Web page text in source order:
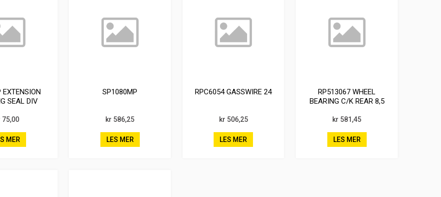
SEAL DIV
75,00
MER
SP1080MP
kr 586,25
LES MER
RPC6054 GASSWIRE 24
kr 506,25
LES MER
RP513067 WHEEL
BEARING C/K REAR 8,5
kr 581,45
LES MER